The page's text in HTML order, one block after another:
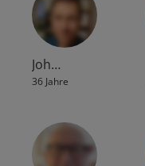
Joh…
36 Jahre